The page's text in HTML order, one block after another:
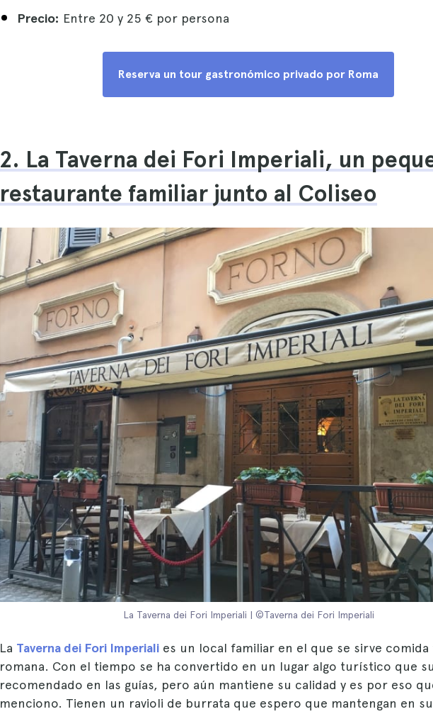
Precio: Entre 20 y 25 € por persona
Reserva un tour gastronómico privado por Roma
2. La Taverna dei Fori Imperiali, un
restaurante familiar junto al Coliseo
La Taverna dei Fori Imperiali | ©Taverna dei Fori Imperiali
La Taverna dei Fori Imperiali es un local familiar en el que se sirve
romana. Con el tiempo se ha convertido en un lugar algo turístico que
recomendado en las guías, pero aún mantiene su calidad y es por eso
menciono. Tienen un ravioli de burrata que espero que mantengan en